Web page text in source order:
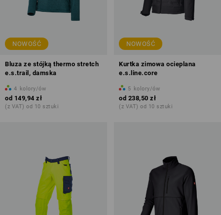
NOWOŚĆ
Bluza ze stójką thermo stretch
e.s.trail, damska
4 kolory/ów
od 149,94 zł
(z VAT) od 10 sztuki
NOWOŚĆ
Kurtka zimowa ocieplana
e.s.line.core
5 kolory/ów
od 238,50 zł
(z VAT) od 10 sztuki